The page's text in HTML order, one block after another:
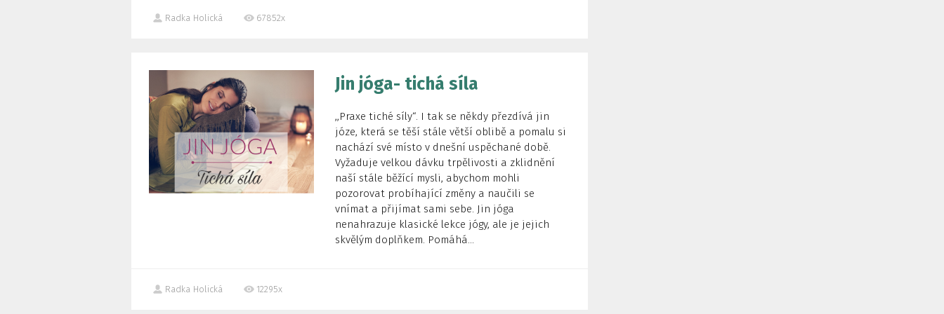
Radka Holická 67852x
Jin jóga- tichá síla
,,Praxe tiché síly“. I tak se někdy přezdívá jin
józe, která se těší stále větší oblibě a pomalu si
nachází své místo v dnešní uspěchané době.
Vyžaduje velkou dávku trpělivosti a zklidnění
naší stále běžící mysli, abychom mohli
pozorovat probíhající změny a naučili se
vnímat a přijímat sami sebe. Jin jóga
nenahrazuje klasické lekce jógy, ale je jejich
skvělým doplňkem. Pomáhá...
Radka Holická 12295x